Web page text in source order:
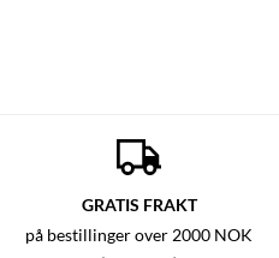
GRATIS FRAKT
på bestillinger over 2000 NOK